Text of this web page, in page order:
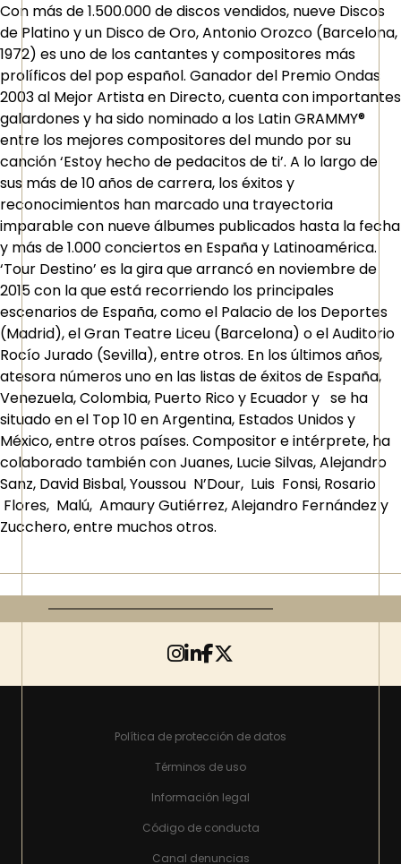
Con más de 1.500.000 de discos vendidos, nueve Discos
de Platino y un Disco de Oro, Antonio Orozco (Barcelona,
1972) es uno de los cantantes y compositores más
prolíficos del pop español. Ganador del Premio Ondas
2003 al Mejor Artista en Directo, cuenta con importantes
galardones y ha sido nominado a los Latin GRAMMY®
entre los mejores compositores del mundo por su
canción ‘Estoy hecho de pedacitos de ti’. A lo largo de
sus más de 10 años de carrera, los éxitos y
reconocimientos han marcado una trayectoria
imparable con nueve álbumes publicados hasta la fecha
y más de 1.000 conciertos en España y Latinoamérica.
‘Tour Destino’ es la gira que arrancó en noviembre de
2015 con la que está recorriendo los principales
escenarios de España, como el Palacio de los Deportes
(Madrid), el Gran Teatre Liceu (Barcelona) o el Auditorio
Rocío Jurado (Sevilla), entre otros. En los últimos años,
atesora números uno en las listas de éxitos de España,
Venezuela, Colombia, Puerto Rico y Ecuador y se ha
situado en el Top 10 en Argentina, Estados Unidos y
México, entre otros países. Compositor e intérprete, ha
colaborado también con Juanes, Lucie Silvas, Alejandro
Sanz, David Bisbal, Youssou N’Dour, Luis Fonsi, Rosario
Flores, Malú, Amaury Gutiérrez, Alejandro Fernández y
Zucchero, entre muchos otros.
Política de protección de datos
Términos de uso
Información legal
Código de conducta
Canal denuncias